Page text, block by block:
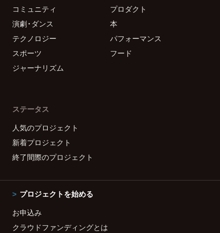
コミュニティ
プロダクト
演劇・ダンス
本
テクノロジー
パフォーマンス
スポーツ
フード
ジャーナリズム
ステータス
人気のプロジェクト
新着プロジェクト
終了間際のプロジェクト
プロジェクトを始める
お申込み
クラウドファンディングとは